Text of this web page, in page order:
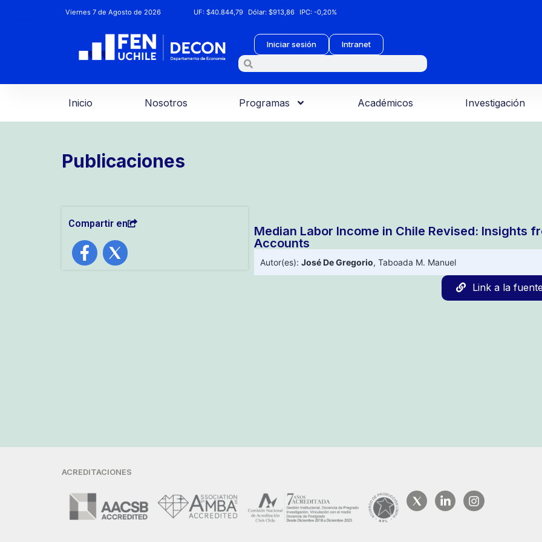
Viernes 7 de Agosto de 2026 UF:$40.844,79 Dólar:$913,86 IPC:-0,20%
Iniciar sesión Intranet
Inicio Nosotros Programas Académicos Investigación
Publicaciones
Compartir en
Median Labor Income in Chile Revised: Insights
Accounts
Autor(es): José De Gregorio, Taboada M. Manuel
Link a la
ACREDITACIONES